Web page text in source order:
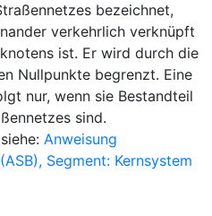
bezeichnet,
verkehrlich verknüpft
ist. Er wird durch die
Nullpunkte begrenzt. Eine
nur, wenn sie Bestandteil
sind.
Anweisung
Segment: Kernsystem